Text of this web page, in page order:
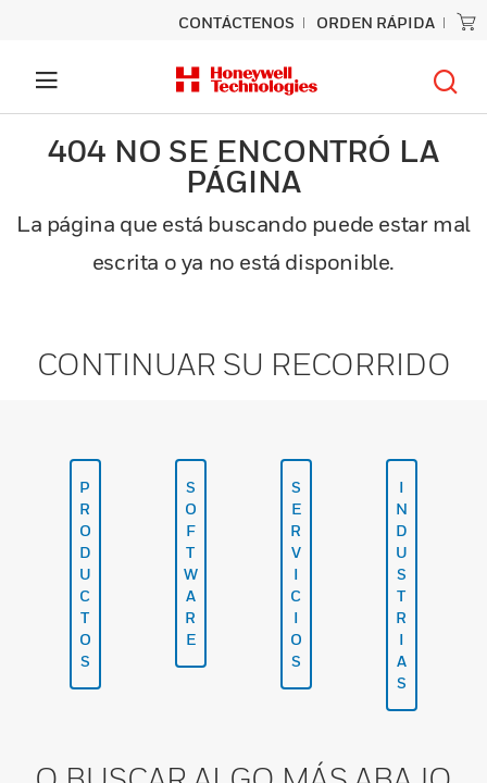
CONTÁCTENOS ORDEN RÁPIDA
404 NO SE ENCONTRÓ LA
PÁGINA
La página que está buscando puede estar mal
escrita o ya no está disponible.
CONTINUAR SU RECORRIDO
P
R
O
D
U
C
T
O
S
S
O
F
T
W
A
R
E
S
E
R
V
I
C
I
O
S
I
N
D
U
S
T
R
I
A
S